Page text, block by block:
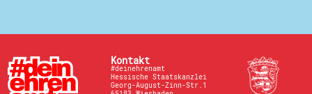
Kontakt
#deinehrenamt
Hessische Staatskanzlei
Georg-August-Zinn-Str.1